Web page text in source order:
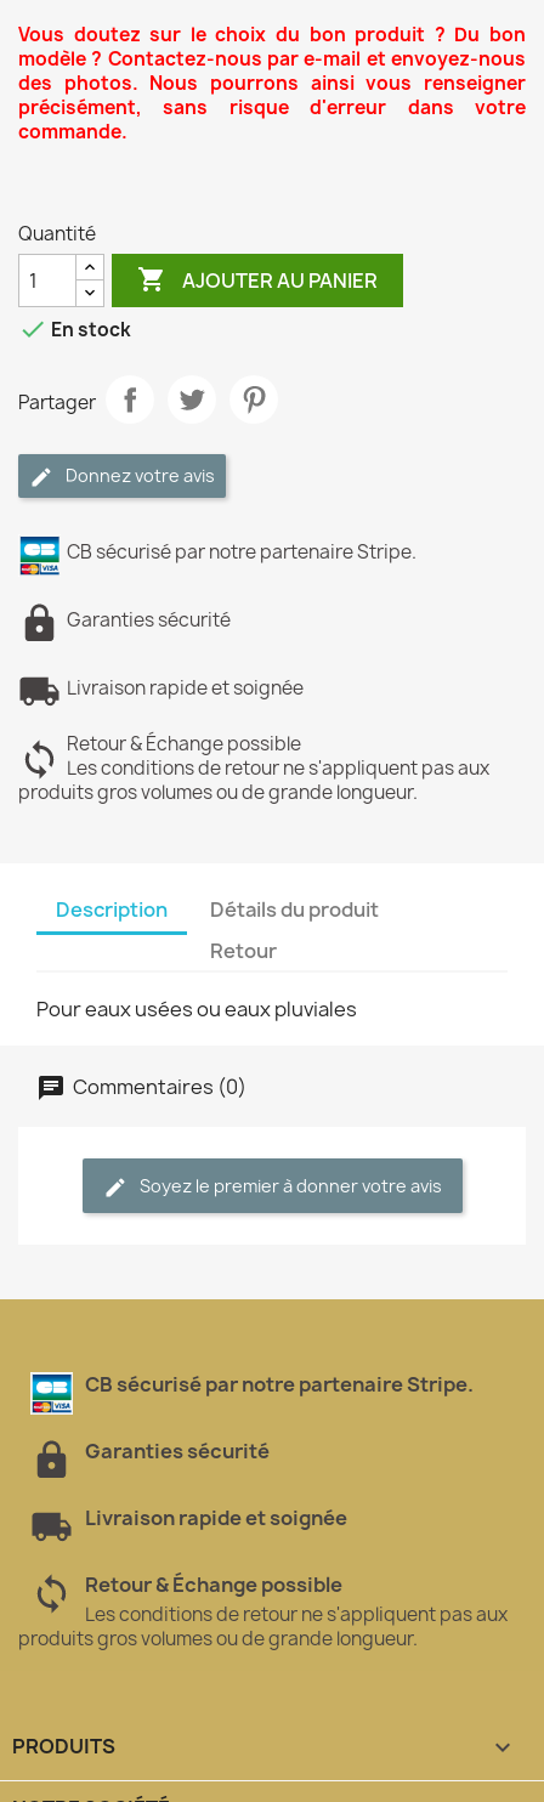
Vous doutez sur le choix du bon produit ? Du bon
modèle ? Contactez-nous par e-mail et envoyez-nous
des photos. Nous pourrons ainsi vous renseigner
précisément, sans risque d'erreur dans votre
commande.
Quantité
 AJOUTER AU PANIER
 En stock
Partager
Donnez votre avis
CB sécurisé par notre partenaire Stripe.
Garanties sécurité
Livraison rapide et soignée
Retour & Échange possible
Les conditions de retour ne s'appliquent pas aux
produits gros volumes ou de grande longueur.
Description
Détails du produit
Retour
Pour eaux usées ou eaux pluviales
Commentaires (0)
Soyez le premier à donner votre avis
CB sécurisé par notre partenaire Stripe.
Garanties sécurité
Livraison rapide et soignée
Retour & Échange possible
Les conditions de retour ne s'appliquent pas aux
produits gros volumes ou de grande longueur.
PRODUITS 